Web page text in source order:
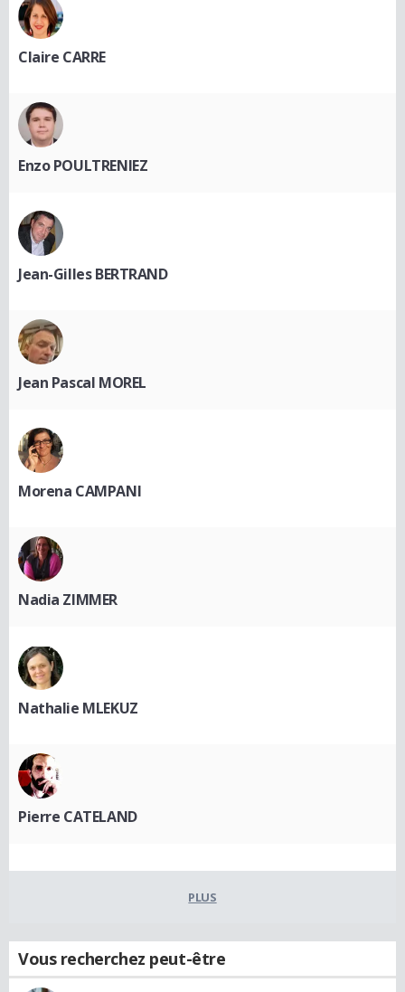
Claire CARRE
Enzo POULTRENIEZ
Jean-Gilles BERTRAND
Jean Pascal MOREL
Morena CAMPANI
Nadia ZIMMER
Nathalie MLEKUZ
Pierre CATELAND
PLUS
Vous recherchez peut-être